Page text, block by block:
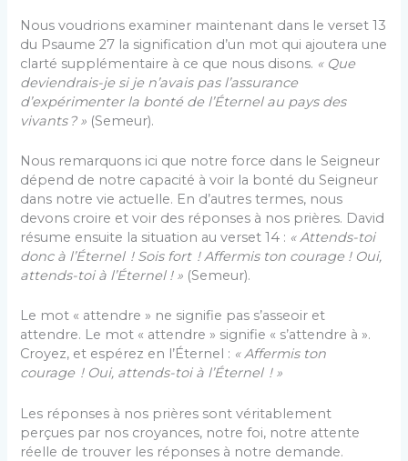
Nous voudrions examiner maintenant dans le verset 13
du Psaume 27 la signification d’un mot qui ajoutera une
clarté supplémentaire à ce que nous disons. « Que
deviendrais-je si je n’avais pas l’assurance
d’expérimenter la bonté de l’Éternel au pays des
vivants ?» (Semeur).
Nous remarquons ici que notre force dans le Seigneur
dépend de notre capacité à voir la bonté du Seigneur
dans notre vie actuelle. En d’autres termes, nous
devons croire et voir des réponses à nos prières. David
résume ensuite la situation au verset 14 : «Attends-toi
donc à l’Éternel ! Sois fort ! Affermis ton courage ! Oui,
attends-toi à l’Éternel !» (Semeur).
Le mot « attendre » ne signifie pas s’asseoir et
attendre. Le mot « attendre » signifie « s’attendre à ».
Croyez, et espérez en l’Éternel : «Affermis ton
courage ! Oui, attends-toi à l’Éternel !»
Les réponses à nos prières sont véritablement
perçues par nos croyances, notre foi, notre attente
réelle de trouver les réponses à notre demande.